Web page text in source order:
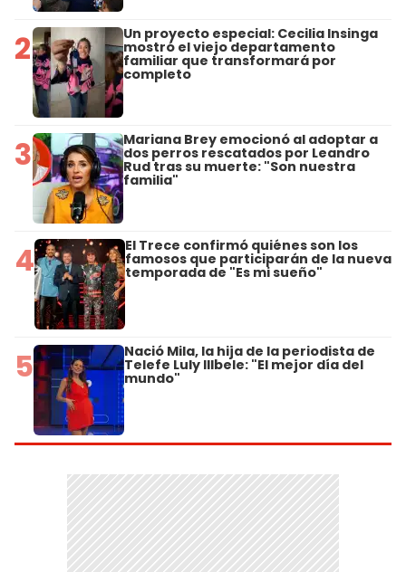
2 Un proyecto especial: Cecilia Insinga
mostró el viejo departamento
familiar que transformará por
completo
3 Mariana Brey emocionó al adoptar a
dos perros rescatados por Leandro
Rud tras su muerte: "Son nuestra
familia"
4 El Trece confirmó quiénes son los
famosos que participarán de la nueva
temporada de "Es mi sueño"
5 Nació Mila, la hija de la periodista de
Telefe Luly Illbele: "El mejor día del
mundo"